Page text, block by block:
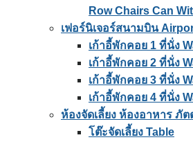
Row Chairs Can
เฟอร์นิเจอร์สนามบิน
เก้าอี้พักคอย 1 ที่นั่ง
เก้าอี้พักคอย 2 ที่นั่ง
เก้าอี้พักคอย 3 ที่นั่ง
เก้าอี้พักคอย 4 ที่นั่ง
ห้องจัดเลี้ยง ห้องอาหาร ภั
โต๊ะจัดเลี้ยง Table